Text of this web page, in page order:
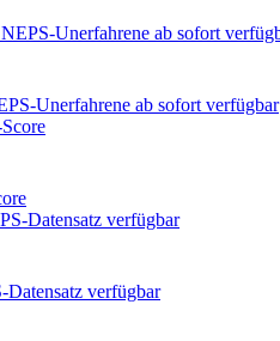
Unerfahrene ab sofort verfügbar
verfügbar